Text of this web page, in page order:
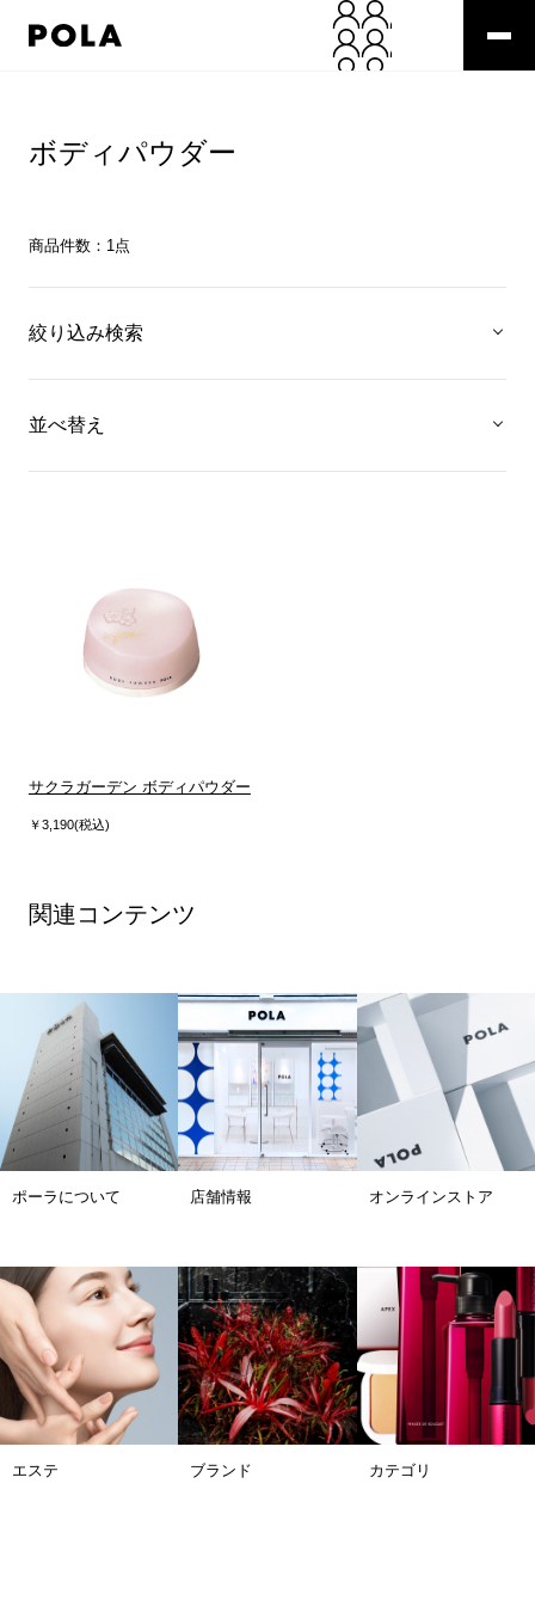
ボディパウダー
商品件数： 1点
絞り込み検索
並べ替え
サクラガーデン ボディパウダー
￥3,190(税込)
関連コンテンツ
ポーラについて 店舗情報 オンラインストア
エステ ブランド カテゴリ